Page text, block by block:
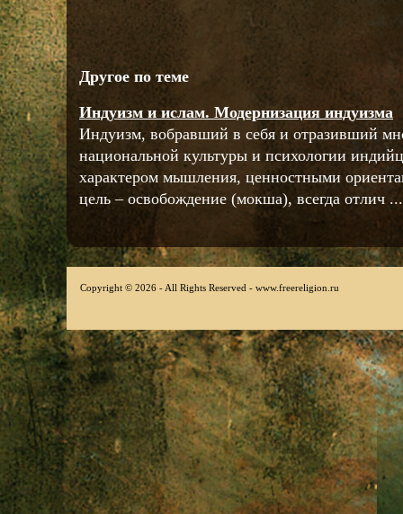
Другое по теме
Индуизм и ислам. Модернизация индуизма
Индуизм, вобравший в себя и отразивший
национальной культуры и психологии
характером мышления, ценностными
цель – освобождение (мокша), всегда отлич ...
Copyright © 2026 - All Rights Reserved - www.freereligion.ru